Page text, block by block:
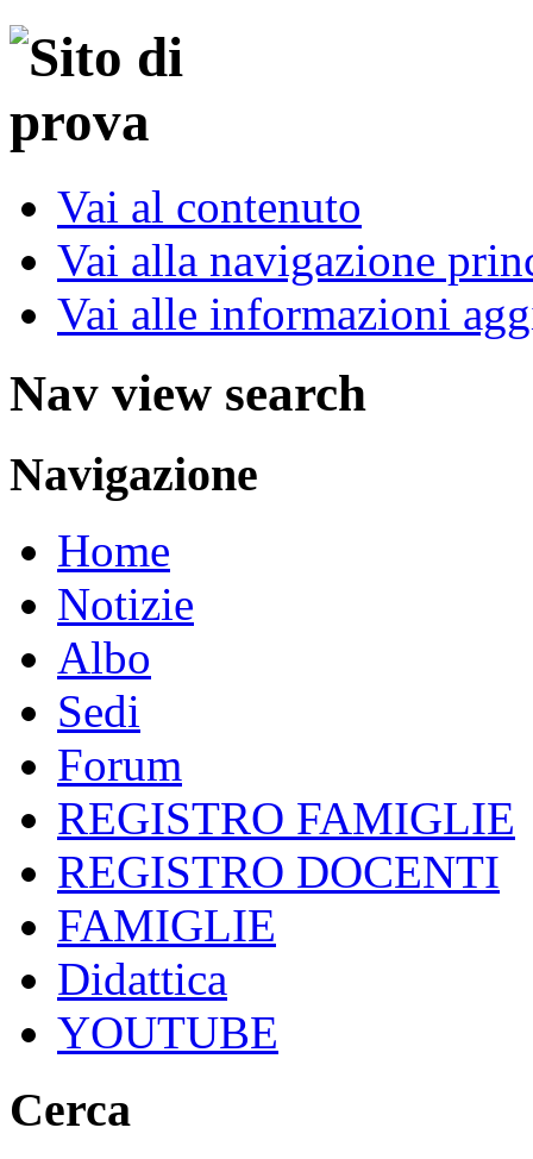
Vai al contenuto
Vai alla navigazione
Vai alle informazioni
Nav view search
Navigazione
Home
Notizie
Albo
Sedi
Forum
REGISTRO FAMIGLIE
REGISTRO DOCENTI
FAMIGLIE
Didattica
YOUTUBE
Cerca